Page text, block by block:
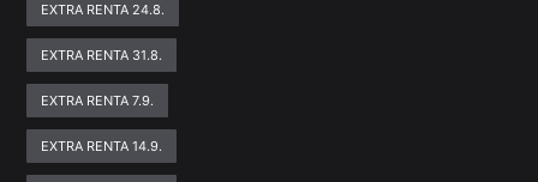
EXTRA RENTA 24.8.
EXTRA RENTA 31.8.
EXTRA RENTA 7.9.
EXTRA RENTA 14.9.